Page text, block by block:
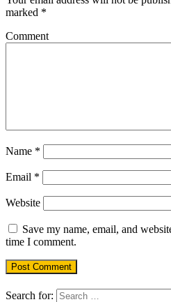
marked *
Comment
Name *
Email *
Website
Save my name, email, and
time I comment.
Search for: